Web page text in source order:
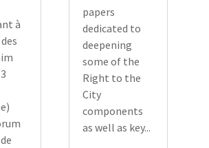
à
papers
dedicated to
deepening
some of the
Right to the
City
components
as well as key...